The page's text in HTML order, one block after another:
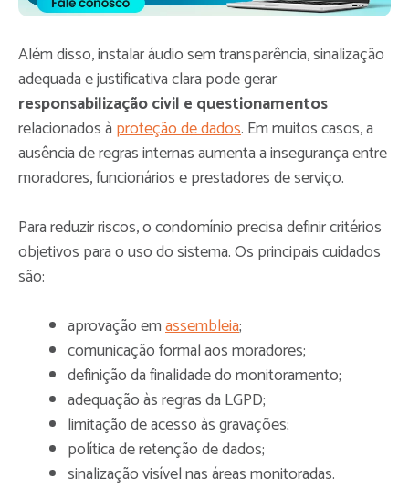
Além disso, instalar áudio sem transparência, sinalização
adequada e justificativa clara pode gerar
responsabilização civil e questionamentos
relacionados à proteção de dados. Em muitos casos, a
ausência de regras internas aumenta a insegurança entre
moradores, funcionários e prestadores de serviço.
Para reduzir riscos, o condomínio precisa definir critérios
objetivos para o uso do sistema. Os principais cuidados
são:
aprovação emassembleia;
comunicação formal aos moradores;
definição da finalidade do monitoramento;
adequação às regras da LGPD;
limitação de acesso às gravações;
política de retenção de dados;
sinalização visível nas áreas monitoradas.